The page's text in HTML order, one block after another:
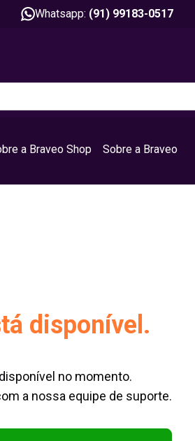
Whatsapp: (91) 99183-0517
a Braveo Shop Sobre a Braveo
disponível.
no momento.
a nossa equipe de suporte.